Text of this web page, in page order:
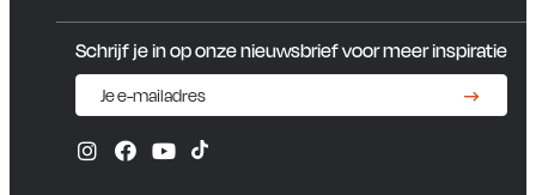
Schrijf je in op onze nieuwsbrief voor meer inspiratie